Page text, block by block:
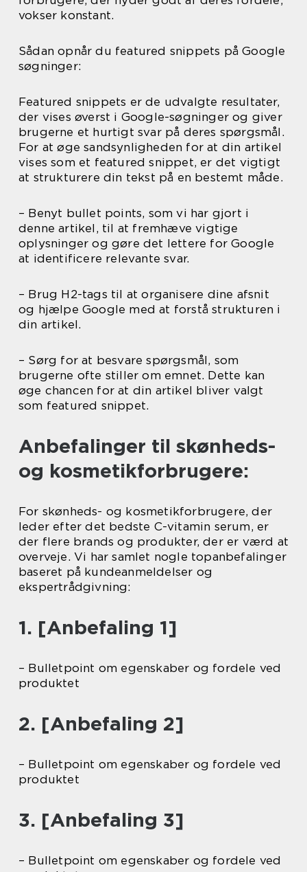
vokser konstant.
Sådan opnår du featured snippets på Google
søgninger:
Featured snippets er de udvalgte resultater,
der vises øverst i Google-søgninger og giver
brugerne et hurtigt svar på deres spørgsmål.
For at øge sandsynligheden for at din artikel
vises som et featured snippet, er det vigtigt
at strukturere din tekst på en bestemt måde.
– Benyt bullet points, som vi har gjort i
denne artikel, til at fremhæve vigtige
oplysninger og gøre det lettere for Google
at identificere relevante svar.
– Brug H2-tags til at organisere dine afsnit
og hjælpe Google med at forstå strukturen i
din artikel.
– Sørg for at besvare spørgsmål, som
brugerne ofte stiller om emnet. Dette kan
øge chancen for at din artikel bliver valgt
som featured snippet.
Anbefalinger til skønheds-
og kosmetikforbrugere:
For skønheds- og kosmetikforbrugere, der
leder efter det bedste C-vitamin serum, er
der flere brands og produkter, der er værd at
overveje. Vi har samlet nogle topanbefalinger
baseret på kundeanmeldelser og
ekspertrådgivning:
1. [Anbefaling 1]
– Bulletpoint om egenskaber og fordele ved
produktet
2. [Anbefaling 2]
– Bulletpoint om egenskaber og fordele ved
produktet
3. [Anbefaling 3]
– Bulletpoint om egenskaber og fordele ved